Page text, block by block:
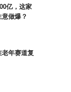
亿，这家
做爆？
年赛道复